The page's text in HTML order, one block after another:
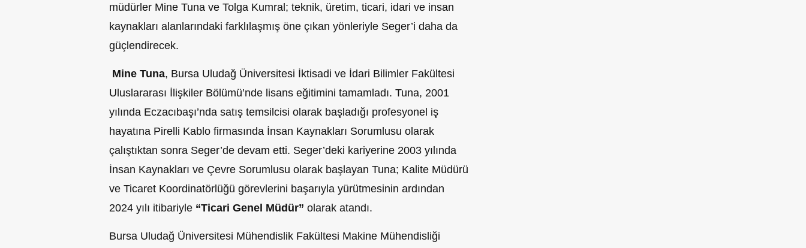
müdürler Mine Tuna ve Tolga Kumral; teknik, üretim, ticari, idari ve insan
kaynakları alanlarındaki farklılaşmış öne çıkan yönleriyle Seger’i daha da
güçlendirecek.
Mine Tuna, Bursa Uludağ Üniversitesi İktisadi ve İdari Bilimler Fakültesi
Uluslararası İlişkiler Bölümü’nde lisans eğitimini tamamladı. Tuna, 2001
yılında Eczacıbaşı’nda satış temsilcisi olarak başladığı profesyonel iş
hayatına Pirelli Kablo firmasında İnsan Kaynakları Sorumlusu olarak
çalıştıktan sonra Seger’de devam etti. Seger’deki kariyerine 2003 yılında
İnsan Kaynakları ve Çevre Sorumlusu olarak başlayan Tuna; Kalite Müdürü
ve Ticaret Koordinatörlüğü görevlerini başarıyla yürütmesinin ardından
2024 yılı itibariyle “Ticari Genel Müdür” olarak atandı.
Bursa Uludağ Üniversitesi Mühendislik Fakültesi Makine Mühendisliği